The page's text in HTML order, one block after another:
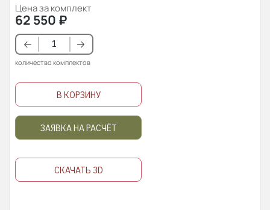
Цена за комплект
62 550 ₽
количество комплектов
В КОРЗИНУ
ЗАЯВКА НА РАСЧЁТ
СКАЧАТЬ 3D